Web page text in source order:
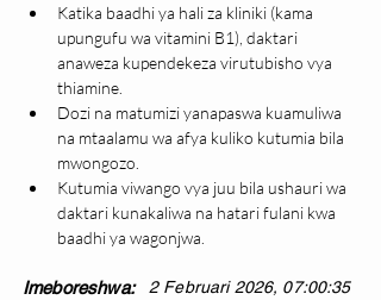
Katika baadhi ya hali za kliniki (kama
upungufu wa vitamini B1), daktari
anaweza kupendekeza virutubisho vya
thiamine.
Dozi na matumizi yanapaswa kuamuliwa
na mtaalamu wa afya kuliko kutumia bila
mwongozo.
Kutumia viwango vya juu bila ushauri wa
daktari kunakaliwa na hatari fulani kwa
baadhi ya wagonjwa.
Imeboreshwa: 2 Februari 2026, 07:00:35